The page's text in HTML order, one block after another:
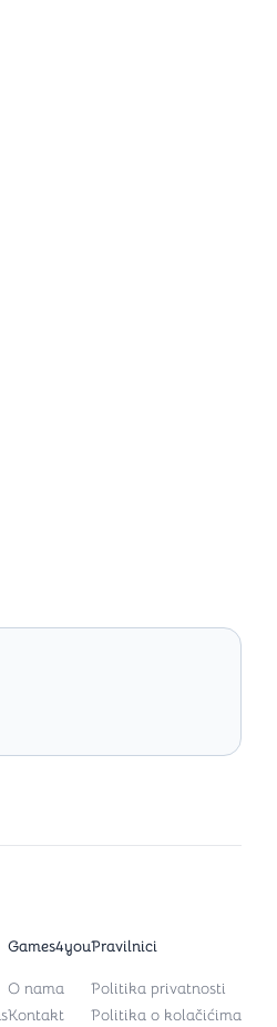
Games4you
O nama
Kontakt
Pravilnici
Politika privatnosti
Politika o kolačićima